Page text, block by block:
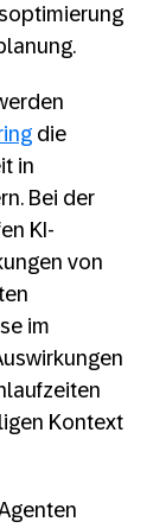
die
in
Bei der
KI-
von
im
Kontext